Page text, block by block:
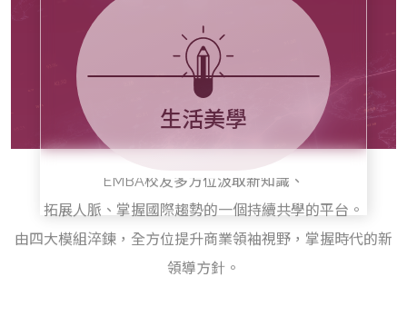
課程邀請頂尖師資和業界領袖，
結合理論和實務，提供企業領導人、接班人、高階經理人、
EMBA校友多方位汲取新知識、
拓展人脈、掌握國際趨勢的一個持續共學的平台。